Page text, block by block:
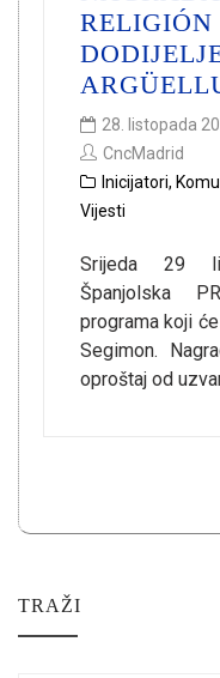
RELIGIÓN
28. listopada
CncMadrid
Inicijatori,
Vijesti
Srijeda 29
Španjolska
programa koji
Segimon.
oproštaj od
TRAŽI